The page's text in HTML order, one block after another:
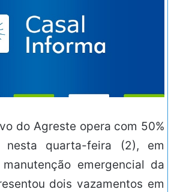
do Agreste opera com 50%
nesta quarta-feira (2), em
emergencial da
dois vazamentos em